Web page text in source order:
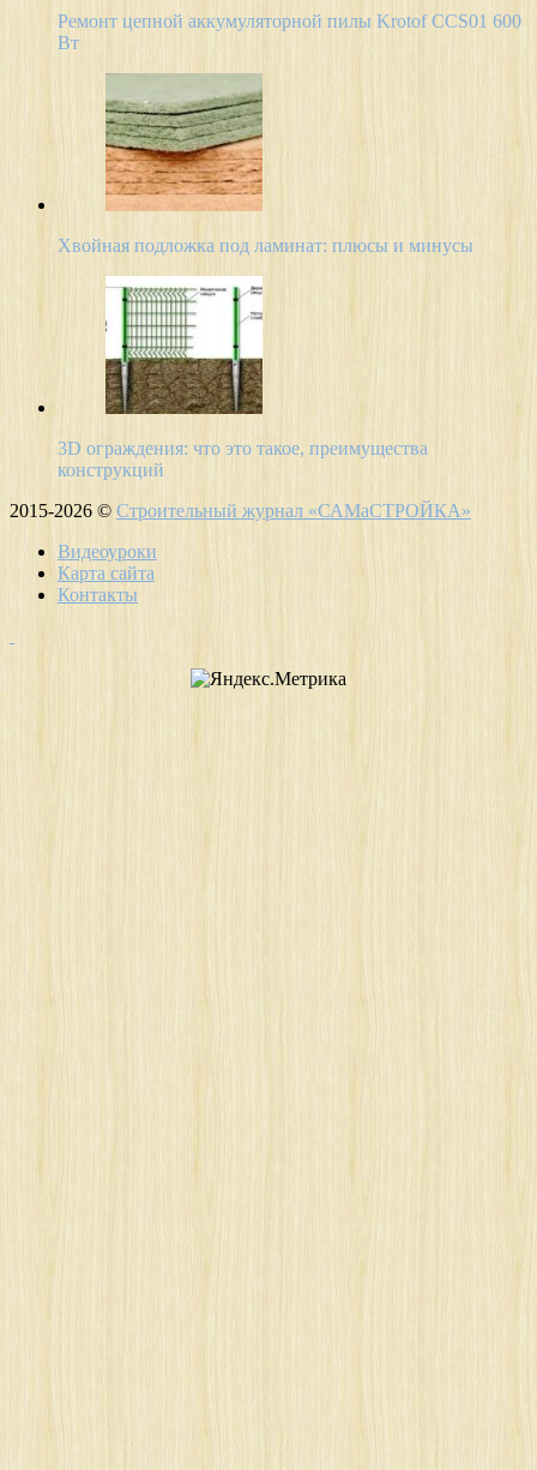
Ремонт цепной аккумуляторной пилы Krotof CCS01 600
Вт
Хвойная подложка под ламинат: плюсы и минусы
3D ограждения: что это такое, преимущества
конструкций
2015-2026 © Строительный журнал «САМаСТРОЙКА»
Видеоуроки
Карта сайта
Контакты